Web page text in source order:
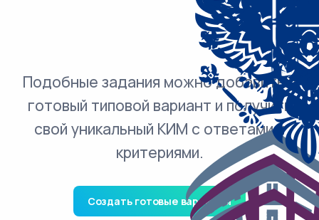
Подобные задания можно добавить в
готовый типовой вариант и получить
свой уникальный КИМ с ответами и
критериями.
Создать готовые варианты